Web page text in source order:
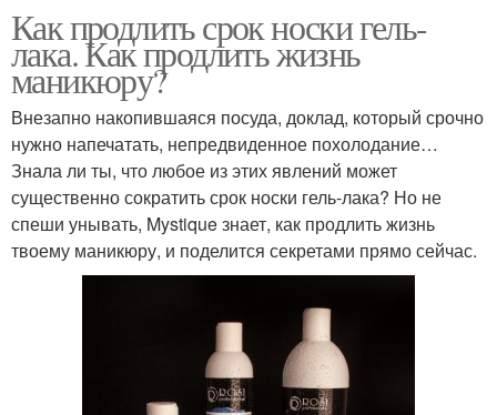
Как продлить срок носки гель-
лака. Как продлить жизнь
маникюру?
Внезапно накопившаяся посуда, доклад, который срочно
нужно напечатать, непредвиденное похолодание…
Знала ли ты, что любое из этих явлений может
существенно сократить срок носки гель-лака? Но не
спеши унывать, Mystique знает, как продлить жизнь
твоему маникюру, и поделится секретами прямо сейчас.